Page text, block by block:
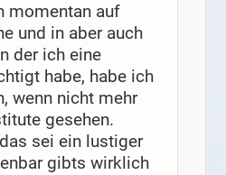
momentan auf
und in aber auch
der ich eine
habe, habe ich
wenn nicht mehr
gesehen.
sei ein lustiger
gibts wirklich